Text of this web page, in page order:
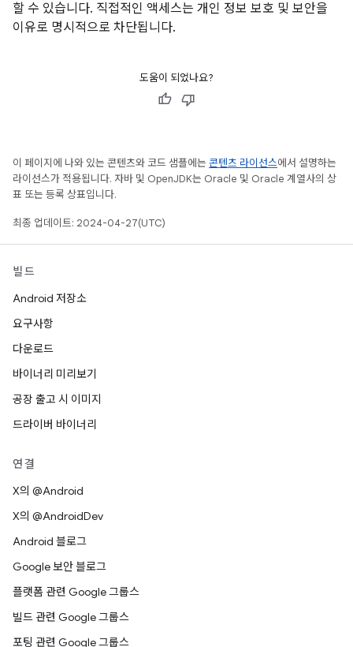
할 수 있습니다. 직접적인 액세스는 개인 정보 보호 및 보안을
이유로 명시적으로 차단됩니다.
도움이 되었나요?
이 페이지에 나와 있는 콘텐츠와 코드 샘플에는 콘텐츠 라이선스에서 설명하는
라이선스가 적용됩니다. 자바 및 OpenJDK는 Oracle 및 Oracle 계열사의 상
표 또는 등록 상표입니다.
최종 업데이트: 2024-04-27(UTC)
빌드
Android 저장소
요구사항
다운로드
바이너리 미리보기
공장 출고 시 이미지
드라이버 바이너리
연결
X의 @Android
X의 @AndroidDev
Android 블로그
Google 보안 블로그
플랫폼 관련 Google 그룹스
빌드 관련 Google 그룹스
포팅 관련 Google 그룹스